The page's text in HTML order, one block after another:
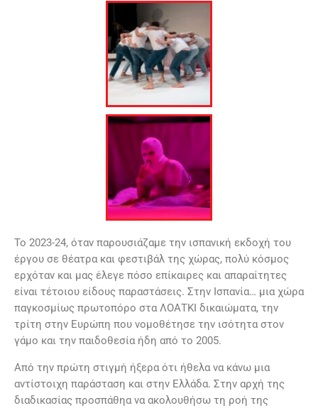
Το 2023-24, όταν παρουσιάζαμε την ισπανική εκδοχή του
έργου σε θέατρα και φεστιβάλ της χώρας, πολύ κόσμος
ερχόταν και μας έλεγε πόσο επίκαιρες και απαραίτητες
είναι τέτοιου είδους παραστάσεις. Στην Ισπανία… μια χώρα
παγκοσμίως πρωτοπόρο στα ΛΟΑΤΚΙ δικαιώματα, την
τρίτη στην Ευρώπη που νομοθέτησε την ισότητα στον
γάμο και την παιδοθεσία ήδη από το 2005.
Από την πρώτη στιγμή ήξερα ότι ήθελα να κάνω μια
αντίστοιχη παράσταση και στην Ελλάδα. Στην αρχή της
διαδικασίας προσπάθηα να ακολουθήσω τη ροή της